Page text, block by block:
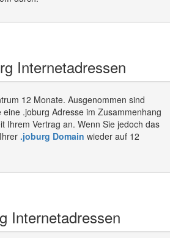
Internetadressen
12 Monate. Ausgenommen sind
.joburg Adresse im Zusammenhang
Ihrem Vertrag an. Wenn Sie jedoch das
.joburg Domain wieder auf 12
Internetadressen